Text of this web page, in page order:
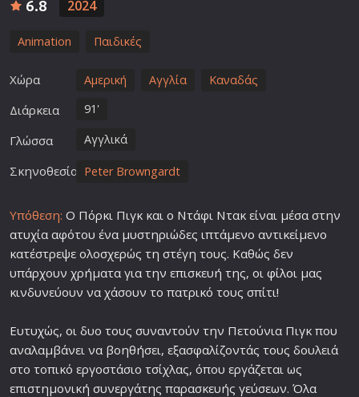
6.8 2024
Animation Παιδικές
Χώρα Αμερική Αγγλία Καναδάς
Διάρκεια 91'
Γλώσσα Αγγλικά
Σκηνοθεσία Peter Browngardt
Υπόθεση: Ο Πόρκι Πιγκ και ο Ντάφι Ντακ είναι μέσα στην
ατυχία αφότου ένα μυστηριώδες ιπτάμενο αντικείμενο
κατέστρεψε ολοσχερώς τη στέγη τους. Καθώς δεν
υπάρχουν χρήματα για την επισκευή της, οι φίλοι μας
κινδυνεύουν να χάσουν το πατρικό τους σπίτι!
Ευτυχώς, οι δυο τους συναντούν την Πετούνια Πιγκ που
αναλαμβάνει να βοηθήσει, εξασφαλίζοντάς τους δουλειά
στο τοπικό εργοστάσιο τσίχλας, όπου εργάζεται ως
επιστημονική συνεργάτης παρασκευής γεύσεων. Όλα